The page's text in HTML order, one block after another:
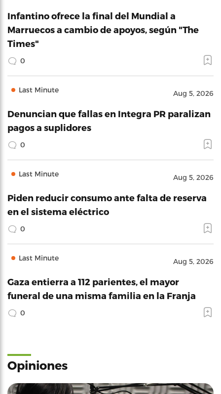
Infantino ofrece la final del Mundial a
Marruecos a cambio de apoyos, según "The
Times"
0
Last Minute Aug 5, 2026
Denuncian que fallas en Integra PR paralizan
pagos a suplidores
0
Last Minute Aug 5, 2026
Piden reducir consumo ante falta de reserva
en el sistema eléctrico
0
Last Minute Aug 5, 2026
Gaza entierra a 112 parientes, el mayor
funeral de una misma familia en la Franja
0
Opiniones